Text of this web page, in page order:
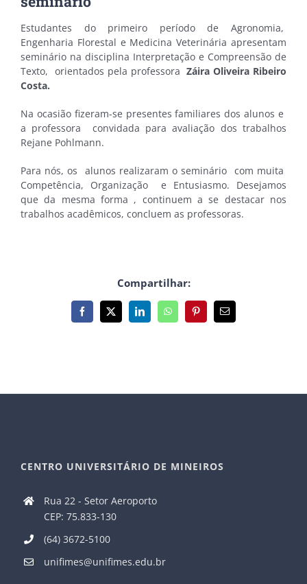
Estudantes do primeiro período de Agronomia,
Engenharia Florestal e Medicina Veterinária apresentam
seminário na disciplina Interpretação e Compreensão de
Texto, orientados pela professora Záira Oliveira Ribeiro
Costa.
Na ocasião fizeram-se presentes familiares dos alunos e
a professora convidada para avaliação dos trabalhos
Rejane Pohlmann.
Para nós, os alunos realizaram o seminário com muita
Competência, Organização e Entusiasmo. Desejamos
que da mesma forma , continuem a se destacar nos
trabalhos acadêmicos, concluem as professoras.
Compartilhar:
Facebook
X LinkedInWhatsAppPinterest
E-
mail
CENTRO UNIVERSITÁRIO DE MINEIROS
Rua 22 - Setor Aeroporto
CEP: 75.833-130
(64) 3672-5100
unifimes@unifimes.edu.br